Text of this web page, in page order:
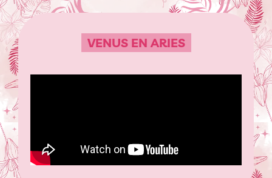
VENUS EN ARIES